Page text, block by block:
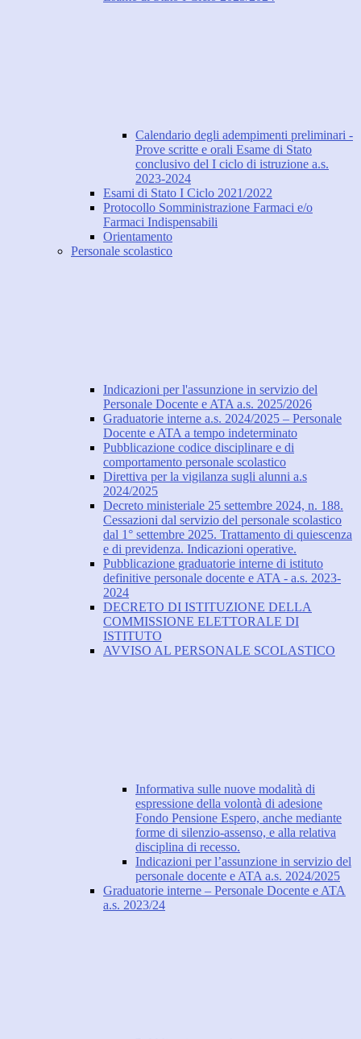
Calendario degli adempimenti preliminari -
Prove scritte e orali Esame di Stato
conclusivo del I ciclo di istruzione a.s.
2023-2024
Esami di Stato I Ciclo 2021/2022
Protocollo Somministrazione Farmaci e/o
Farmaci Indispensabili
Orientamento
Personale scolastico
Indicazioni per l'assunzione in servizio del
Personale Docente e ATA a.s. 2025/2026
Graduatorie interne a.s. 2024/2025 – Personale
Docente e ATA a tempo indeterminato
Pubblicazione codice disciplinare e di
comportamento personale scolastico
Direttiva per la vigilanza sugli alunni a.s
2024/2025
Decreto ministeriale 25 settembre 2024, n. 188.
Cessazioni dal servizio del personale scolastico
dal 1° settembre 2025. Trattamento di quiescenza
e di previdenza. Indicazioni operative.
Pubblicazione graduatorie interne di istituto
definitive personale docente e ATA - a.s. 2023-
2024
DECRETO DI ISTITUZIONE DELLA
COMMISSIONE ELETTORALE DI
ISTITUTO
AVVISO AL PERSONALE SCOLASTICO
Informativa sulle nuove modalità di
espressione della volontà di adesione
Fondo Pensione Espero, anche mediante
forme di silenzio-assenso, e alla relativa
disciplina di recesso.
Indicazioni per l’assunzione in servizio del
personale docente e ATA a.s. 2024/2025
Graduatorie interne – Personale Docente e ATA
a.s. 2023/24